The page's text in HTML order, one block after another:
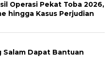
Operasi Pekat Toba 2026,
hingga Kasus Perjudian
Salam Dapat Bantuan